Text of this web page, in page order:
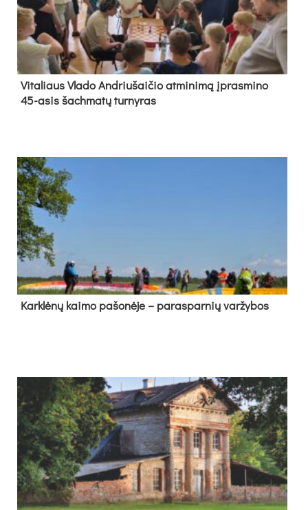
Vi­ta­liaus Vla­do And­riu­šai­čio at­mi­ni­mą įpras­mi­no
45-asis šach­ma­tų tur­ny­ras
Kark­lė­nų kai­mo pa­šo­nė­je – pa­ras­par­nių var­žy­bos